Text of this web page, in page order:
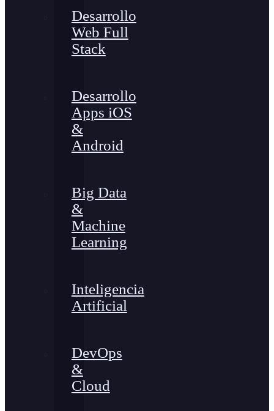
Desarrollo
Web Full
Stack
Desarrollo
Apps iOS
&
Android
Big Data
&
Machine
Learning
Inteligencia
Artificial
DevOps
&
Cloud